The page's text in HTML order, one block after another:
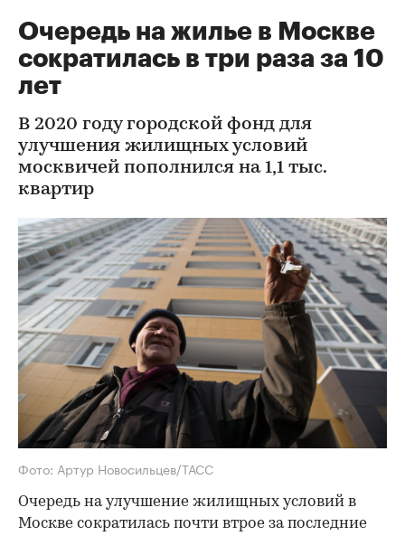
Очередь на жилье в Москве
сократилась в три раза за 10
лет
В 2020 году городской фонд для
улучшения жилищных условий
москвичей пополнился на 1,1 тыс.
квартир
Фото: Артур Новосильцев/ТАСС
Очередь на улучшение жилищных условий в
Москве сократилась почти втрое за последние